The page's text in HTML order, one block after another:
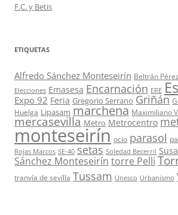
F.C. y Betis
ETIQUETAS
Alfredo Sánchez Monteseirín Beltrán Pérez
Elecciones Emasesa Encarnación ERE
Expo 92 Feria Gregorio Serrano Griñán
Huelga Lipasam marchena Maximiliano
mercasevilla Metro Metrocentro
monteseirín ocio parasol
Rojas Marcos SE-40 setas Soledad Becerril
Sánchez Monteseirín torre Pelli
tranvía de sevilla Tussam Unesco Urbanismo